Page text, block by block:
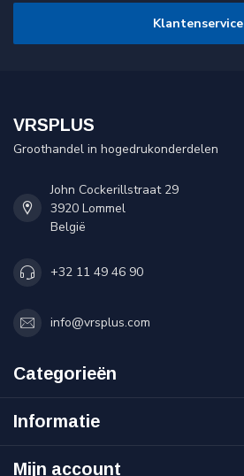
Klantenservice
VRSPLUS
Groothandel in hogedrukonderdelen
John Cockerillstraat 29
3920 Lommel
België
+32 11 49 46 90
info@vrsplus.com
Categorieën
Informatie
Mijn account